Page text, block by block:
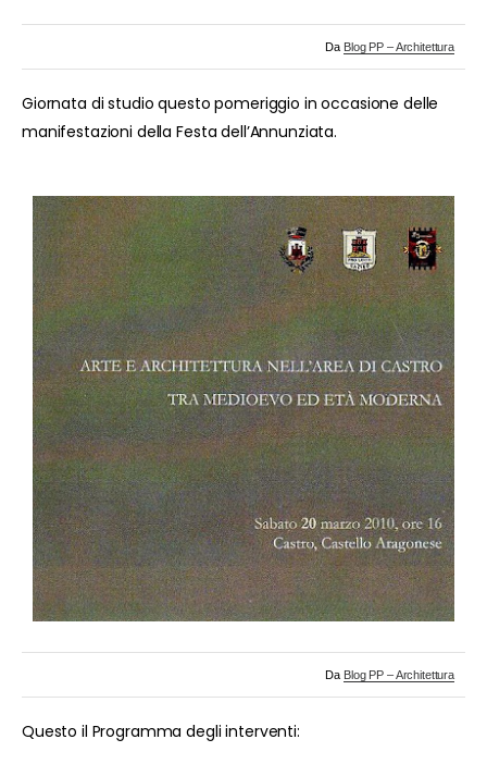
Da Blog PP – Architettura
Giornata di studio questo pomeriggio in occasione delle
manifestazioni della Festa dell’Annunziata.
Da Blog PP – Architettura
Questo il Programma degli interventi: